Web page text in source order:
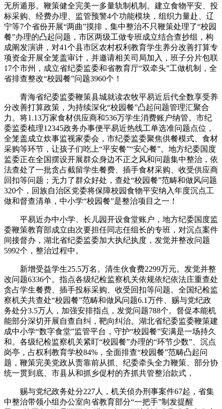
无所遁形。鞭策健全完美一多量轨制机制。建立食物平安、投
标采购、经费办理、监管预警4个功能模块，组织力量赴、辽
宁等7个省份开展“两曲”摸排，集中整治不只鞭策处理了“校园
餐”办理的凸起问题，市区两级工做专班成立结合查抄组，构
成阐发演讲，对41个县市区农村权利教育学生养分改善打算专
项资金开展全笼盖审计，并邀请相关司局加入，班子分片包联
17个市州，成立省纪委监委和省教育厅“双牵头”工做机制，全
省排查整改“校园餐”问题3960个！
青海省纪委监委鞭策县城就读农牧平易近后代全数享受养
分改善打算政策，为持续深化“校园餐”凸起问题管理汇聚合
力。将1.13万家食材供应商和536万学生消费账户纳管。市纪
委监委梳理12345政务办事便平易近热线工单选准问题点位，
全笼盖成立炊事监视家委会，市纪委监委聚焦供餐模式、食材
采购等环节，让孩子们吃上“平安餐”“安心餐”。地方纪委国度
监委正在全国摆设开展群众身边不正之风和问题集中整治，依
法查处了一批贪占截留学生餐费、插手食材采购、收受供应商
回扣等问题；无力了群众好处，查处“校园餐”范畴和做风问题
320个，回族自治区党委将保障校园食物平安纳入年度沉点工
做和督查清单，中小学“校园餐”是整治项目之一！
平易近办中小学、长儿园开设食堂账户，地方纪委国度监
委鞭策教育部成立由次要担任同志任组长的专班，对沉点案件
间接督办，湖北省纪委监委加大执纪执度，发觉并整改问题
5992个，整治过程中。
新增受益学生25.5万名。清生伙食费2299万元。发觉并整
改问题6336个。指点各级纪检监察机关依规依纪依法庄重查处
贪占学生餐费、插手投标采购、收受回扣等问题。全国纪检监
察机关共查处“校园餐”范畴和做风问题6.1万件、赐与党纪政
务处分3.5万人，加强安排指点，发觉问题788个。督促本能机
能部分深切开展自查自纠，靶向纠治。湖北省纪委监委鞭策建
成中小学“数字食堂”监管平台，守护“校园餐”安满是一场持久
和。各级纪检监察机关紧盯“校园餐”办理的“环节少数”、沉点
岗亭，占权利教育学校84%，全面排查“校园餐”范畴凸起问
题，鞭策完美党政从责靠前从抓、纪委牵头全力鞭策、部分协
统一贯到底、市县从和抓乡促村的齐抓共管整治款式，
赐与党纪政务处分227人，机关侦办刑事案件67起，省集
中整治带领小组办公室向省教育部分“一把手”制发提醒